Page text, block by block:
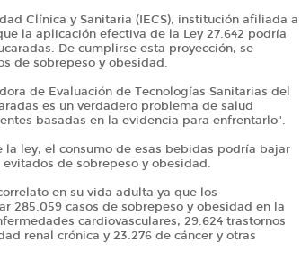
Clínica y Sanitaria (IECS), institución afiliada a
la aplicación efectiva de la Ley 27.642 podría
De cumplirse esta proyección, se
de sobrepeso y obesidad.
de Evaluación de Tecnologías Sanitarias del
es un verdadero problema de salud
basadas en la evidencia para enfrentarlo".
ley, el consumo de esas bebidas podría bajar
evitados de sobrepeso y obesidad.
en su vida adulta ya que los
285.059 casos de sobrepeso y obesidad en la
cardiovasculares, 29.624 trastornos
renal crónica y 23.276 de cáncer y otras